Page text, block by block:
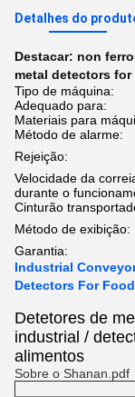
Detalhes do
Destacar: non
metal detectors
Tipo de máquina:
Adequado para:
Materiais para
Método de alarme:
Rejeição:
Velocidade da
durante o
Cinturão
Método de exibição:
Garantia:
Industrial
Detectors For Food
Detetores de
industrial /
alimentos
Sobre o Shanan.pdf